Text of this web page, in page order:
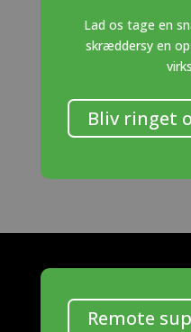
Lad os tage en
skræddersy en
Bliv ringet
Remote